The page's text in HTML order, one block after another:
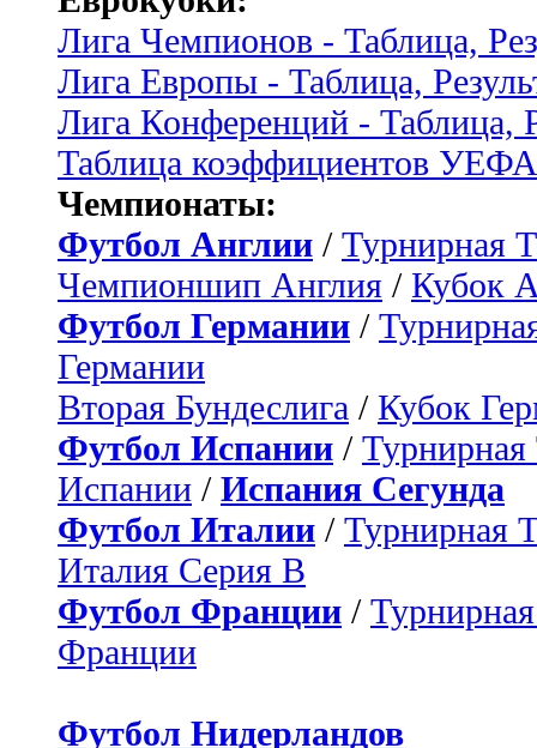
Лига Чемпионов - Таблица,
Лига Европы - Таблица,
Лига Конференций - Таблица,
Таблица коэффициентов УЕФА
Чемпионаты:
Футбол Англии / Турнирная
Чемпионшип Англия / Кубок
Футбол Германии /
Германии
Вторая Бундеслига / Кубок
Футбол Испании / Турнирная
Испании / Испания Сегунда
Футбол Италии / Турнирная
Италия Серия B
Футбол Франции /
Франции
Футбол Нидерландов